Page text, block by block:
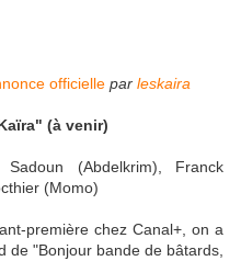
officielle par leskaira
(à venir)
(Abdelkrim), Franck
(Momo)
première chez Canal+, on a
de "Bonjour bande de bâtards,